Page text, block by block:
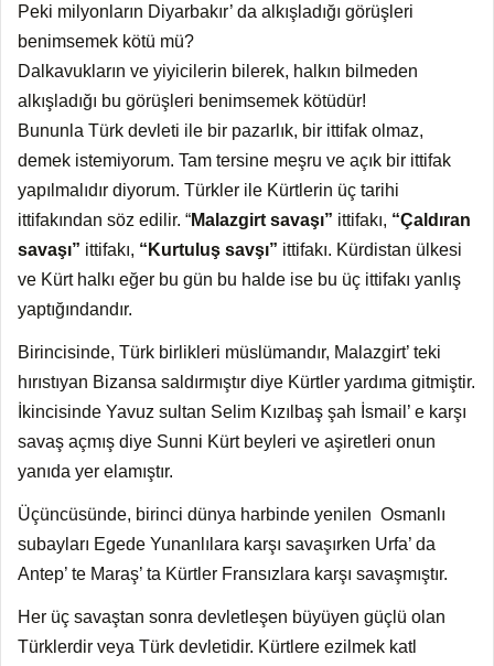
Peki milyonların Diyarbakır’ da alkışladığı görüşleri
benimsemek kötü mü?
Dalkavukların ve yiyicilerin bilerek, halkın bilmeden
alkışladığı bu görüşleri benimsemek kötüdür!
Bununla Türk devleti ile bir pazarlık, bir ittifak olmaz,
demek istemiyorum. Tam tersine meşru ve açık bir ittifak
yapılmalıdır diyorum. Türkler ile Kürtlerin üç tarihi
ittifakından söz edilir. “Malazgirt savaşı” ittifakı, “Çaldıran
savaşı” ittifakı, “Kurtuluş savşı” ittifakı. Kürdistan ülkesi
ve Kürt halkı eğer bu gün bu halde ise bu üç ittifakı yanlış
yaptığındandır.
Birincisinde, Türk birlikleri müslümandır, Malazgirt’ teki
hırıstıyan Bizansa saldırmıştır diye Kürtler yardıma gitmiştir.
İkincisinde Yavuz sultan Selim Kızılbaş şah İsmail’ e karşı
savaş açmış diye Sunni Kürt beyleri ve aşiretleri onun
yanıda yer elamıştır.
Üçüncüsünde, birinci dünya harbinde yenilen Osmanlı
subayları Egede Yunanlılara karşı savaşırken Urfa’ da
Antep’ te Maraş’ ta Kürtler Fransızlara karşı savaşmıştır.
Her üç savaştan sonra devletleşen büyüyen güçlü olan
Türklerdir veya Türk devletidir. Kürtlere ezilmek katl